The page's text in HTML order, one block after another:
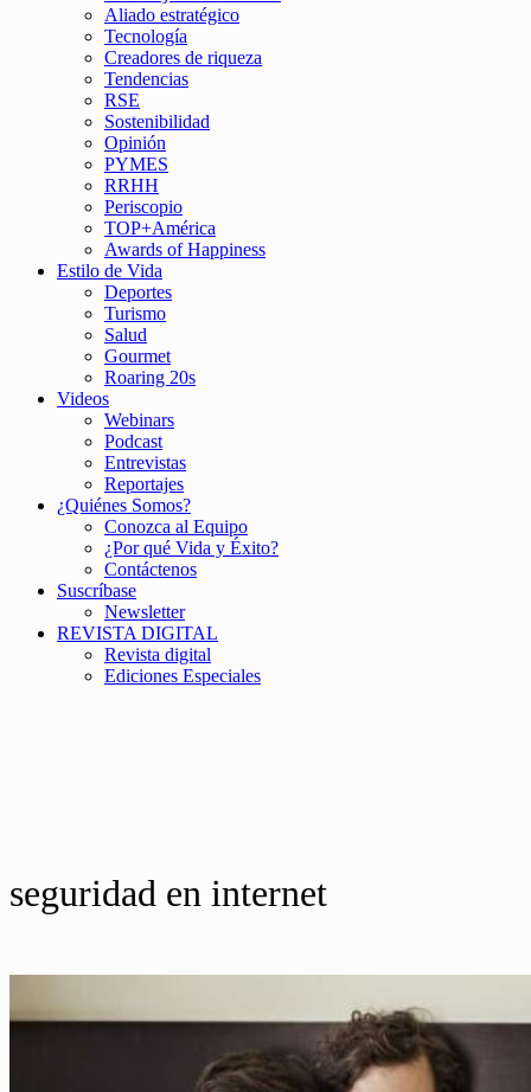
Aliado estratégico
Tecnología
Creadores de riqueza
Tendencias
RSE
Sostenibilidad
Opinión
PYMES
RRHH
Periscopio
TOP+América
Awards of Happiness
Estilo de Vida
Deportes
Turismo
Salud
Gourmet
Roaring 20s
Videos
Webinars
Podcast
Entrevistas
Reportajes
¿Quiénes Somos?
Conozca al Equipo
¿Por qué Vida y Éxito?
Contáctenos
Suscríbase
Newsletter
REVISTA DIGITAL
Revista digital
Ediciones Especiales
seguridad en internet